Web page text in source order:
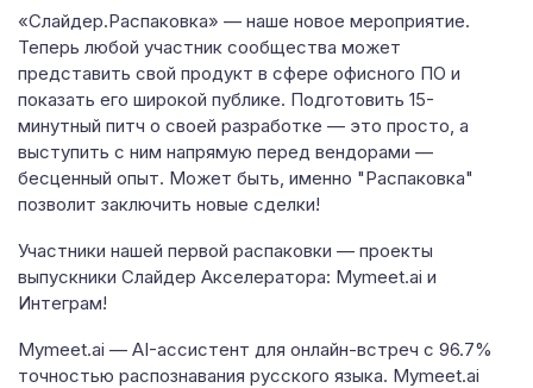
«Слайдер.Распаковка» — наше новое мероприятие.
Теперь любой участник сообщества может
представить свой продукт в сфере офисного ПО и
показать его широкой публике. Подготовить 15-
минутный питч о своей разработке — это просто, а
выступить с ним напрямую перед вендорами —
бесценный опыт. Может быть, именно "Распаковка"
позволит заключить новые сделки!
Участники нашей первой распаковки — проекты
выпускники Слайдер Акселератора: Mymeet.ai и
Интеграм!
Mymeet.ai — AI-ассистент для онлайн-встреч с 96.7%
точностью распознавания русского языка. Mymeet.ai